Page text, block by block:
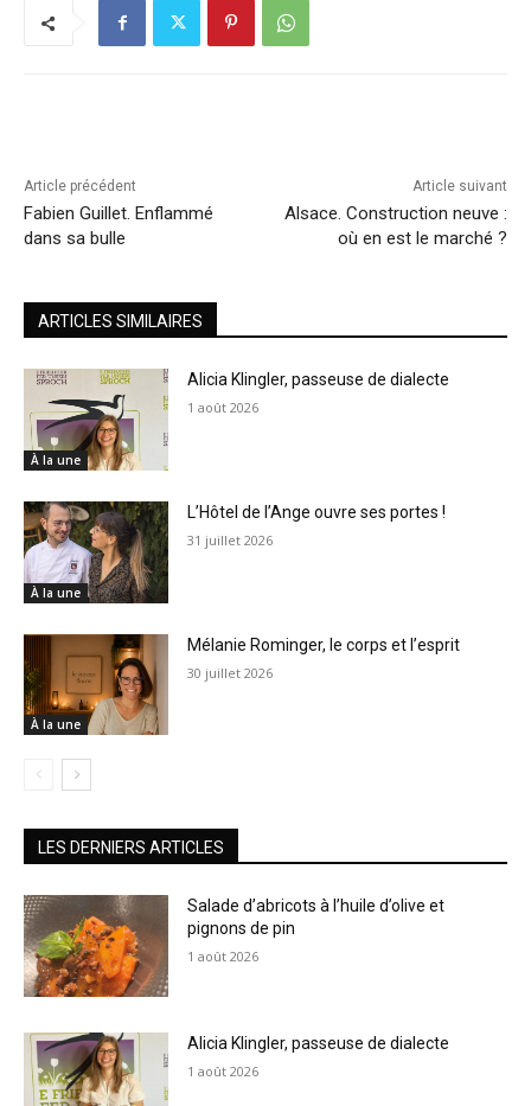
Article précédent
Fabien Guillet. Enflammé
dans sa bulle
Article suivant
Alsace. Construction neuve :
où en est le marché ?
ARTICLES SIMILAIRES
À la une
Alicia Klingler, passeuse de dialecte
1 août 2026
À la une
L’Hôtel de l’Ange ouvre ses portes !
31 juillet 2026
À la une
Mélanie Rominger, le corps et l’esprit
30 juillet 2026
LES DERNIERS ARTICLES
Salade d’abricots à l’huile d’olive et
pignons de pin
1 août 2026
Alicia Klingler, passeuse de dialecte
1 août 2026